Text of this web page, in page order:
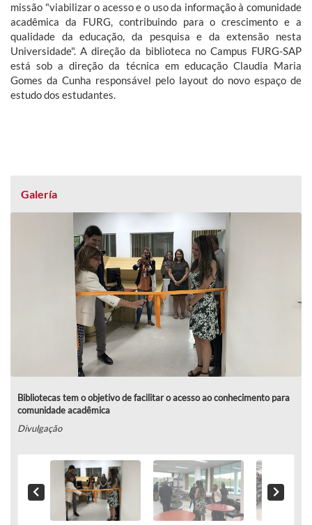
missão "viabilizar o acesso e o uso da informação à comunidade
acadêmica da FURG, contribuindo para o crescimento e a
qualidade da educação, da pesquisa e da extensão nesta
Universidade". A direção da biblioteca no Campus FURG-SAP
está sob a direção da técnica em educação Claudia Maria
Gomes da Cunha responsável pelo layout do novo espaço de
estudo dos estudantes.
Galería
Bibliotecas tem o objetivo de facilitar o acesso ao conhecimento para
comunidade acadêmica
Divulgação